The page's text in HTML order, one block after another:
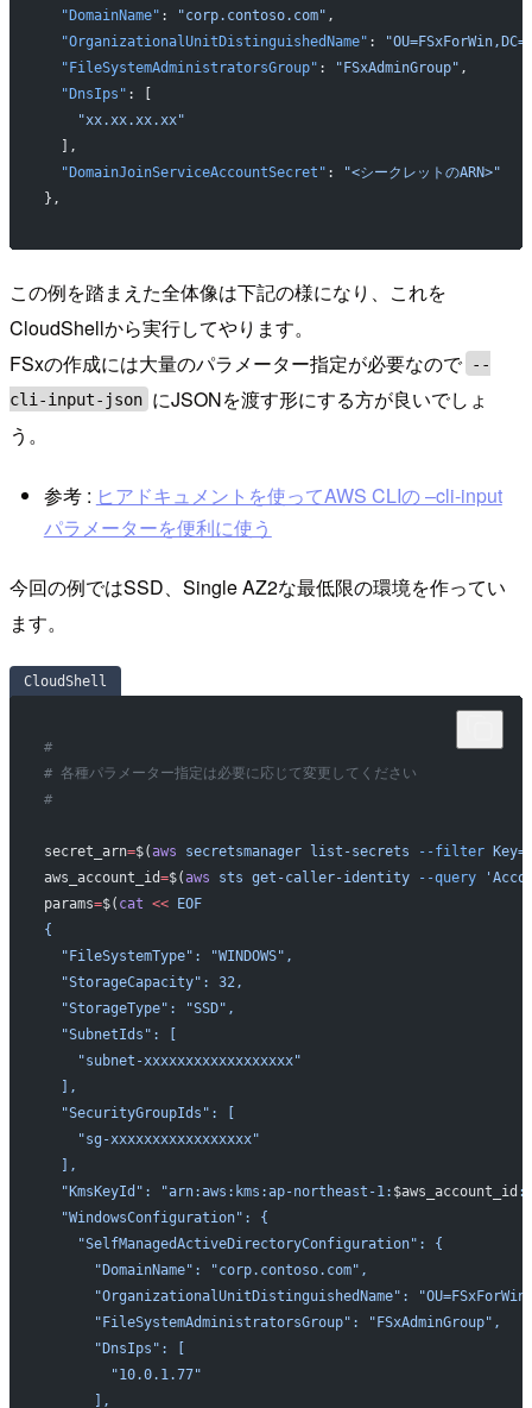
  "DomainName"
: "corp.contoso.com" ,
  "OrganizationalUnitDistinguishedName"
:
  "FileSystemAdministratorsGroup"
: "FSxAdminGroup" ,
  "DnsIps"
: [
    "xx.xx.xx.xx"
  ],
  "DomainJoinServiceAccountSecret"
:
"<シークレットのARN>"
},
この例を踏まえた全体像は下記の様になり、これを
CloudShellから実行してやります。
FSxの作成には大量のパラメーター指定が必要なので
--
cli-input-json にJSONを渡す形にする方が良いでしょ
う。
参考 : ヒアドキュメントを使ってAWS CLIの –cli-input
パラメーターを便利に使う
今回の例ではSSD、Single AZ2な最低限の環境を作ってい
ます。
CloudShell
#
# 各種パラメーター指定は必要に応じて変更してください
#
secret_arn=$(aws secretsmanager list-secrets --filter
aws_account_id=$(aws sts get-caller-identity --query
params=$( cat << EOF
{
  "FileSystemType": "WINDOWS",
  "StorageCapacity": 32,
  "StorageType": "SSD",
  "SubnetIds": [
    "subnet-xxxxxxxxxxxxxxxxxx"
  ],
  "SecurityGroupIds": [
    "sg-xxxxxxxxxxxxxxxxx"
  ],
  "KmsKeyId": "arn:aws:kms:ap-northeast-1:
$aws_account_id
  "WindowsConfiguration": {
    "SelfManagedActiveDirectoryConfiguration": {
      "DomainName": "corp.contoso.com",
"OrganizationalUnitDistinguishedName":
      "FileSystemAdministratorsGroup": "FSxAdminGroup",
      "DnsIps": [
        "10.0.1.77"
      ],